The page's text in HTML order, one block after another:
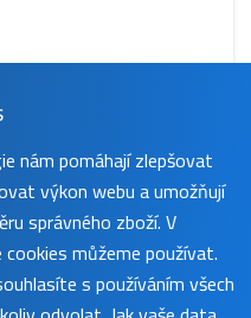
koupit
nám pomáhají zlepšovat
výkon webu a umožňují
správného zboží. V
můžeme používat.
s používáním všech